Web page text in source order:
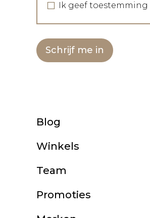
Ik geef
Schrijf me in
Blog
Winkels
Team
Promoties